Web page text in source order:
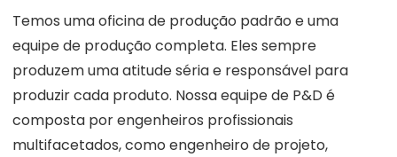
Temos uma oficina de produção padrão e uma
equipe de produção completa. Eles sempre
produzem uma atitude séria e responsável para
produzir cada produto. Nossa equipe de P&D é
composta por engenheiros profissionais
multifacetados, como engenheiro de projeto,